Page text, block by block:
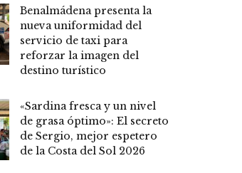
Benalmádena presenta la
nueva uniformidad del
servicio de taxi para
reforzar la imagen del
destino turístico
«Sardina fresca y un nivel
de grasa óptimo»: El secreto
de Sergio, mejor espetero
de la Costa del Sol 2026